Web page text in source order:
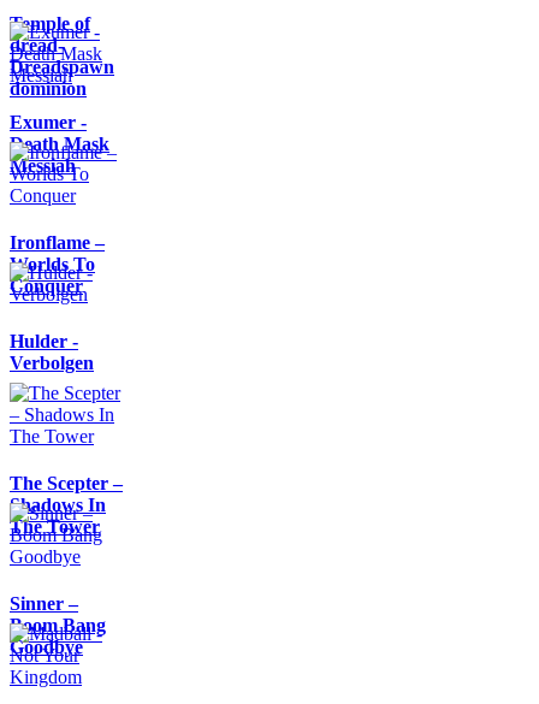
Temple of
dread-
Dreadspawn
dominion
Exumer -
Death Mask
Messiah
Ironflame –
Worlds To
Conquer
Hulder -
Verbolgen
The Scepter –
Shadows In
The Tower
Sinner –
Boom Bang
Goodbye